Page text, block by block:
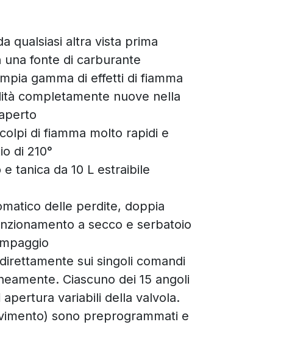
qualsiasi altra vista prima
una fonte di carburante
gamma di effetti di fiamma
completamente nuove nella
di fiamma molto rapidi e
di 210°
tanica da 10 L estraibile
delle perdite, doppia
a secco e serbatoio
sui singoli comandi
Ciascuno dei 15 angoli
variabili della valvola.
sono preprogrammati e